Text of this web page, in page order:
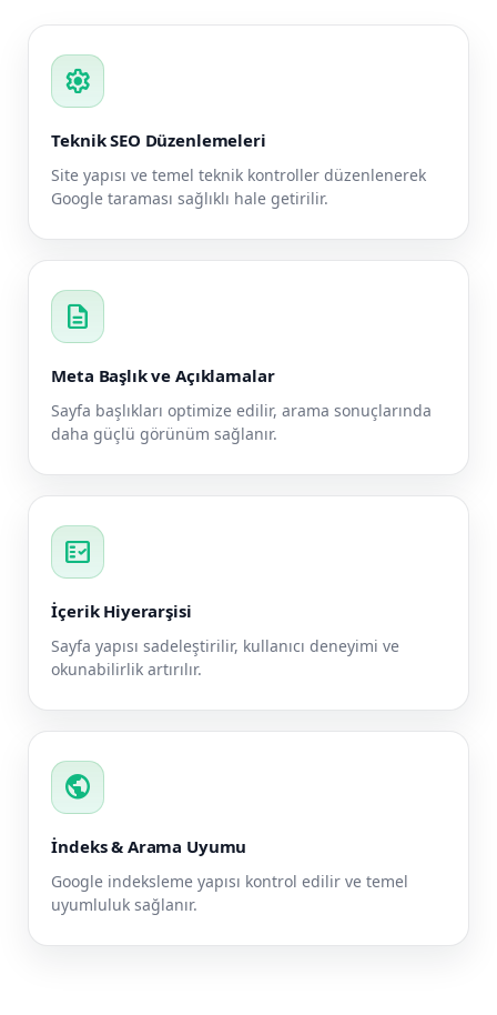
settings
Teknik SEO Düzenlemeleri
Site yapısı ve temel teknik kontroller düzenlenerek
Google taraması sağlıklı hale getirilir.
description
Meta Başlık ve Açıklamalar
Sayfa başlıkları optimize edilir, arama sonuçlarında
daha güçlü görünüm sağlanır.
fact_check
İçerik Hiyerarşisi
Sayfa yapısı sadeleştirilir, kullanıcı deneyimi ve
okunabilirlik artırılır.
public
İndeks & Arama Uyumu
Google indeksleme yapısı kontrol edilir ve temel
uyumluluk sağlanır.